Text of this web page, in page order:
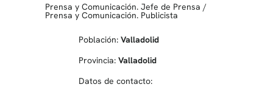
Prensa y Comunicación. Jefe de Prensa /
Prensa y Comunicación. Publicista
Población: Valladolid
Provincia: Valladolid
Datos de contacto: